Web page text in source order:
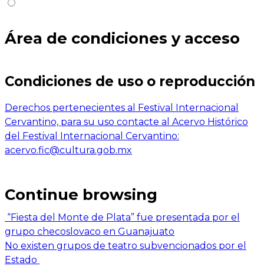
Área de condiciones y acceso
Condiciones de uso o reproducción
Derechos pertenecientes al Festival Internacional
Cervantino, para su uso contacte al Acervo Histórico
del Festival Internacional Cervantino:
acervo.fic@cultura.gob.mx
Continue browsing
“Fiesta del Monte de Plata” fue presentada por el
grupo checoslovaco en Guanajuato
No existen grupos de teatro subvencionados por el
Estado